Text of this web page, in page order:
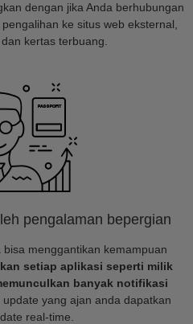
dengan jika Anda berhubungan
pengalihan ke situs web eksternal,
kertas terbuang.
pengalaman bepergian
menggantikan kemampuan
setiap aplikasi seperti milik
banyak notifikasi
update yang ajan anda dapatkan
real-time.